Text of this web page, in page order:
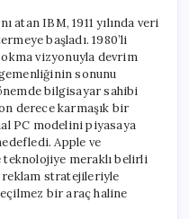
atan IBM, 1911 yılında veri
başladı. 1980’li
vizyonuyla devrim
sonunu
bilgisayar sahibi
derece karmaşık bir
PC modelini piyasaya
Apple ve
meraklı belirli
stratejileriyle
bir araç haline